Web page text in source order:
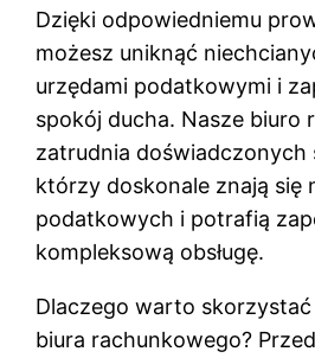
Dzięki odpowiedniemu
możesz uniknąć
urzędami podatkowymi i
spokój ducha. Nasze biuro
zatrudnia doświadczonych
którzy doskonale znają się
podatkowych i potrafią
kompleksową obsługę.
Dlaczego warto skorzystać
biura rachunkowego?